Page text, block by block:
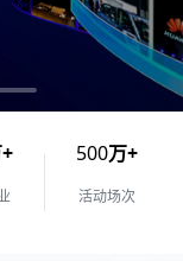
500万+
活动场次